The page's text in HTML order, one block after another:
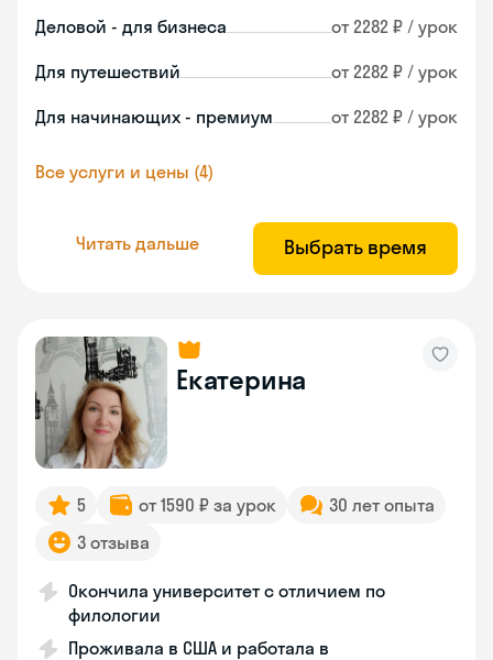
Деловой - для бизнеса от 2282 ₽ / урок
Для путешествий от 2282 ₽ / урок
Для начинающих - премиум от 2282 ₽ / урок
Все услуги и цены (4)
Читать дальше Выбрать время
Екатерина
5 от 1590 ₽ за урок
30 лет опыта
3 отзыва
Окончила университет с отличием по
филологии
Проживала в США и работала в